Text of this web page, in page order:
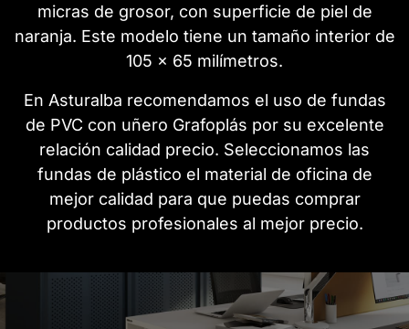
micras de grosor, con superficie de piel de
naranja. Este modelo tiene un tamaño interior de
105 x 65 milímetros.
En Asturalba recomendamos el uso de fundas
de PVC con uñero Grafoplás por su excelente
relación calidad precio. Seleccionamos las
fundas de plástico el material de oficina de
mejor calidad para que puedas comprar
productos profesionales al mejor precio.